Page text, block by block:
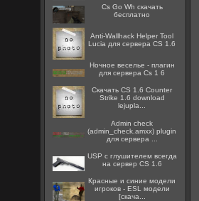
Cs Go Wh скачать
бесплатно
Anti-Wallhack Helper Tool
Lucia для сервера CS 1.6
Ночное веселье - плагин
для сервера Cs 1 6
Скачать CS 1.6 Counter
Strike 1.6 download
lejupla...
Admin check
(admin_check.amxx) plugin
для сервера ...
USP с глушителем всегда
на сервер CS 1.6
Красные и синие модели
игроков - ESL модели
[скача...